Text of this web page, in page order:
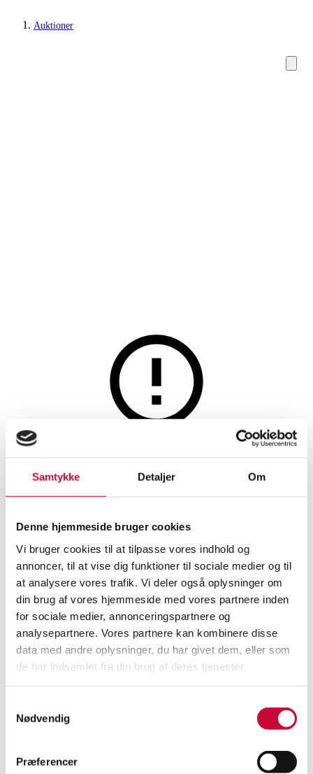
Samtykke Detaljer Om
Denne hjemmeside bruger cookies
Vi bruger cookies til at tilpasse vores indhold og
annoncer, til at vise dig funktioner til sociale medier og til
at analysere vores trafik. Vi deler også oplysninger om
din brug af vores hjemmeside med vores partnere inden
for sociale medier, annonceringspartnere og
analysepartnere. Vores partnere kan kombinere disse
data med andre oplysninger, du har givet dem, eller som
de har indsamlet fra din brug af deres tjenester.
Nødvendig
Præferencer
Auktioner
Halskæder, vedhæng
Halskæde med 231
brillantslebne diamanter, i alt
ca. 3.06 ct.
SHOWROOM
Odense
VURDERING
DKK 42.000
VARENUMMER
6521367
Momsvare
Beskrivelse
Denne vare er sat til omsalg under nyt varenummer 6536390
Halskæde af 14 kt. guld, monteret med 231 brillantslebne diamanter, i alt
Yellow/Brown-Yellow/Yellow. Klarhed: SI-I1. L. 43 cm. Medfølgende
æske og IGI rapport.